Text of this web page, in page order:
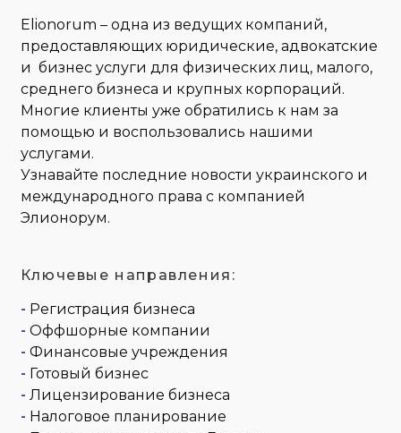
Elionorum – одна из ведущих компаний,
предоставляющих юридические, адвокатские
и бизнес услуги для физических лиц, малого,
среднего бизнеса и крупных корпораций.
Многие клиенты уже обратились к нам за
помощью и воспользовались нашими
услугами.
Узнавайте последние новости украинского и
международного права с компанией
Элионорум.
Ключевые направления:
- Регистрация бизнеса
- Оффшорные компании
- Финансовые учреждения
- Готовый бизнес
- Лицензирование бизнеса
- Налоговое планирование